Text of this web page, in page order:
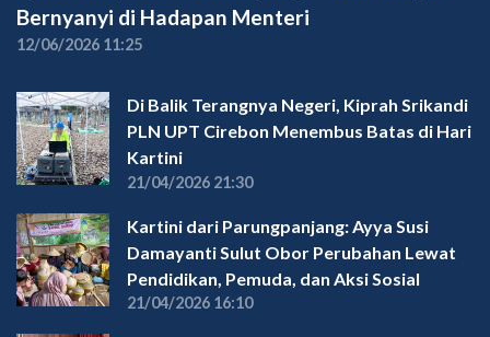
Bernyanyi di Hadapan Menteri
12/06/2026 11:25
Di Balik Terangnya Negeri, Kiprah Srikandi
PLN UPT Cirebon Menembus Batas di Hari
Kartini
21/04/2026 21:30
Kartini dari Parungpanjang: Ayya Susi
Damayanti Sulut Obor Perubahan Lewat
Pendidikan, Pemuda, dan Aksi Sosial
21/04/2026 16:10